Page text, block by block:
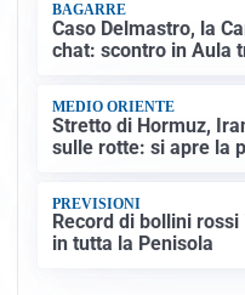
BAGARRE
Caso Delmastro, la
chat: scontro in Aula
MEDIO ORIENTE
Stretto di Hormuz,
sulle rotte: si apre la
PREVISIONI
Record di bollini
in tutta la Penisola